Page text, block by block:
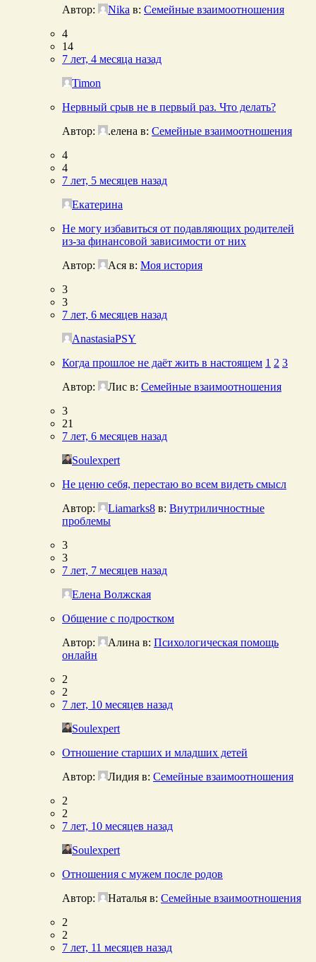
Автор:
Nika в: Семейные взаимоотношения
4
14
7 лет, 4 месяца назад
Timon
Нервный срыв не в первый раз. Что делать?
Автор:
.елена в: Семейные взаимоотношения
4
4
7 лет, 5 месяцев назад
Екатерина
Не могу избавиться от подавляющих родителей
из-за финансовой зависимости от них
Автор:
Ася в: Моя история
3
3
7 лет, 6 месяцев назад
AnastasiaPSY
Когда прошлое не даёт жить в настоящем 1 2 3
Автор:
Лис в: Семейные взаимоотношения
3
21
7 лет, 6 месяцев назад
Soulexpert
Не ценю себя, перестаю во всем видеть смысл
Автор:
Liamarks8 в: Внутриличностные
проблемы
3
3
7 лет, 7 месяцев назад
Елена Волжская
Общение с подростком
Автор:
Алина в: Психологическая помощь
онлайн
2
2
7 лет, 10 месяцев назад
Soulexpert
Отношение старших и младших детей
Автор:
Лидия в: Семейные взаимоотношения
2
2
7 лет, 10 месяцев назад
Soulexpert
Отношения с мужем после родов
Автор:
Наталья в: Семейные взаимоотношения
2
2
7 лет, 11 месяцев назад